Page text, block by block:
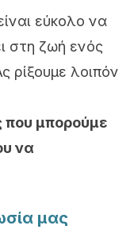
εύκολο να
στη ζωή ενός
ρίξουμε λοιπόν
που μπορούμε
να
μας